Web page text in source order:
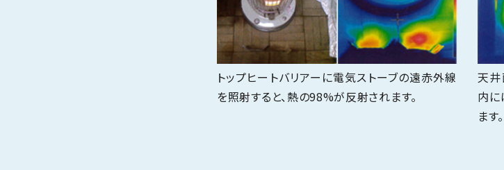
トップヒートバリアーに電気ストーブの遠赤外線
を照射すると、熱の98%が反射されます。
天井
内
ます。